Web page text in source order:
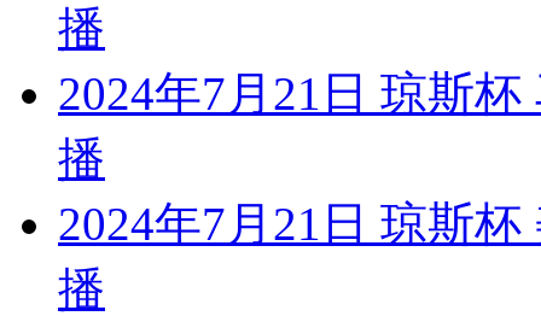
播
2024年7月21日 琼斯
播
2024年7月21日 琼斯
播